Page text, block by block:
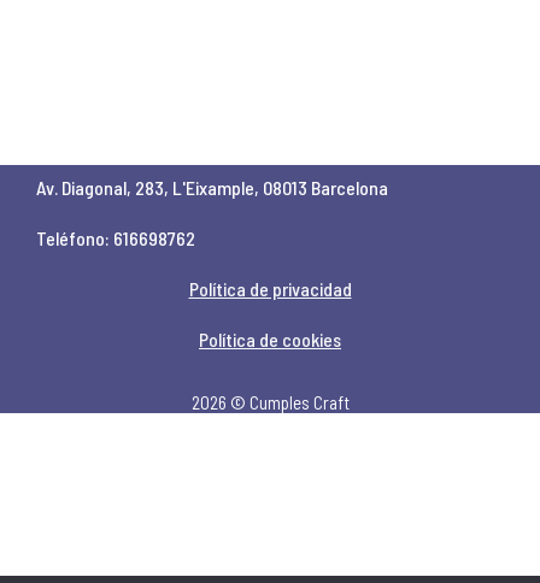
Av. Diagonal, 283, L'Eixample, 08013 Barcelona
Teléfono: 616698762
Política de privacidad
Política de cookies
2026 © Cumples Craft